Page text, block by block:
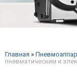
Главная »
пневматическим и